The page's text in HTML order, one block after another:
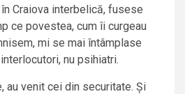
Craiova interbelică, fusese
ce povestea, cum îi curgeau
mi se mai întâmplase
nu psihiatri.
au venit cei din securitate. Și